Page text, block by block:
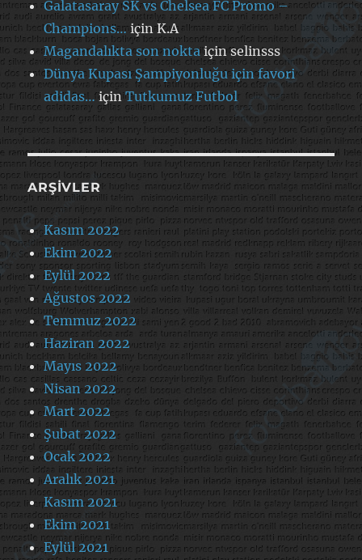
Galatasaray SK vs Chelsea FC Promo –
Champions…içinK.A
Magandalıkta son noktaiçinselinsss
Dünya Kupası Şampiyonluğu için favori
adidas…içinTutkumuz Futbol
ARŞIVLER
Kasım 2022
Ekim 2022
Eylül 2022
Ağustos 2022
Temmuz 2022
Haziran 2022
Mayıs 2022
Nisan 2022
Mart 2022
Şubat 2022
Ocak 2022
Aralık 2021
Kasım 2021
Ekim 2021
Eylül 2021